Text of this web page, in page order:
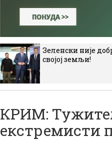
Зеленски није
својој земљи!
КРИМ:
екстремисти